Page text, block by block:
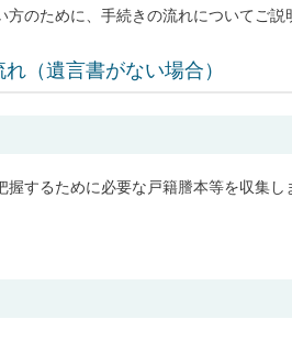
のために、手続きの流れについてご説
（遺言書がない場合）
するために必要な戸籍謄本等を収集し